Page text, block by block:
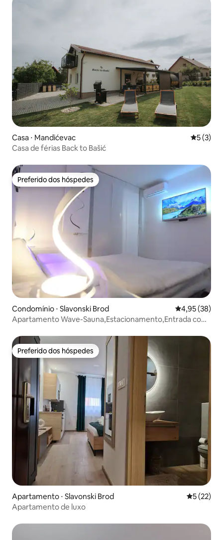
Casa ⋅ Mandićevac 5 de
5 (3)
Casa de férias Back to Bašić
Preferido dos hóspedes
Preferido dos hóspedes
Condomínio ⋅ Slavonski Brod 4,95 de uma
4,95 (38)
Apartamento Wave-Sauna,Estacionamento,Entrada com
Preferido dos hóspedes
Preferido dos hóspedes
Apartamento ⋅ Slavonski Brod 5 de uma
5 (22)
Apartamento de luxo